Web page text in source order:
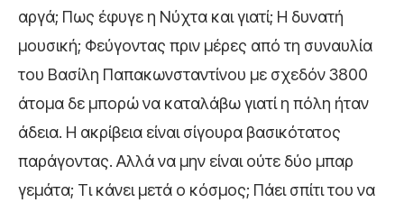
αργά; Πως έφυγε η Νύχτα και γιατί; Η δυνατή
μουσική; Φεύγοντας πριν μέρες από τη συναυλία
του Βασίλη Παπακωνσταντίνου με σχεδόν 3800
άτομα δε μπορώ να καταλάβω γιατί η πόλη ήταν
άδεια. Η ακρίβεια είναι σίγουρα βασικότατος
παράγοντας. Αλλά να μην είναι ούτε δύο μπαρ
γεμάτα; Τι κάνει μετά ο κόσμος; Πάει σπίτι του να